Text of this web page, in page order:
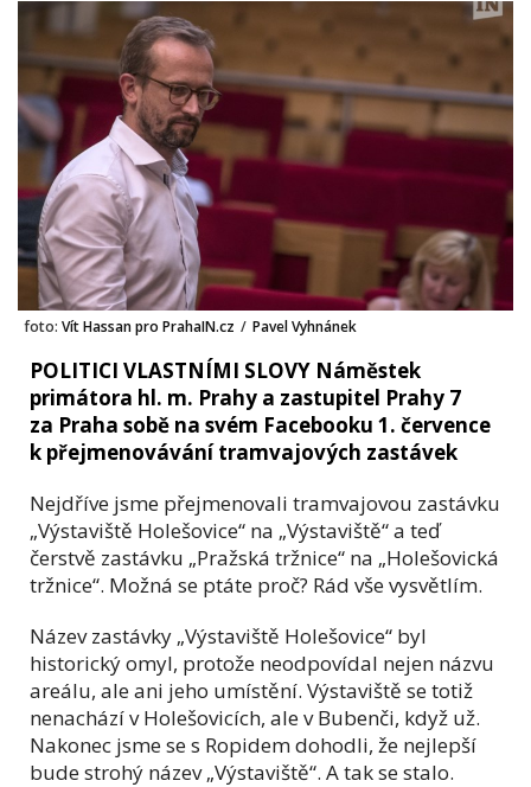
foto: Vít Hassan pro PrahaIN.cz / Pavel Vyhnánek
POLITICI VLASTNÍMI SLOVY Náměstek
primátora hl. m. Prahy a zastupitel Prahy 7
za Praha sobě na svém Facebooku 1. července
k přejmenovávání tramvajových zastávek
Nejdříve jsme přejmenovali tramvajovou zastávku
„Výstaviště Holešovice“ na „Výstaviště“ a teď
čerstvě zastávku „Pražská tržnice“ na „Holešovická
tržnice“. Možná se ptáte proč? Rád vše vysvětlím.
Název zastávky „Výstaviště Holešovice“ byl
historický omyl, protože neodpovídal nejen názvu
areálu, ale ani jeho umístění. Výstaviště se totiž
nenachází v Holešovicích, ale v Bubenči, když už.
Nakonec jsme se s Ropidem dohodli, že nejlepší
bude strohý název „Výstaviště“. A tak se stalo.